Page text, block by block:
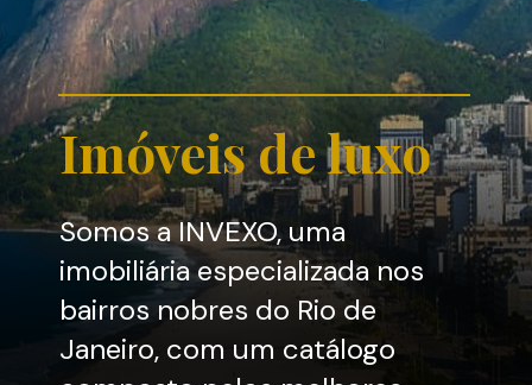
Somos a INVEXO, uma
imobiliária especializada nos
bairros nobres do Rio de
Janeiro, com um catálogo
Imóveis de luxo